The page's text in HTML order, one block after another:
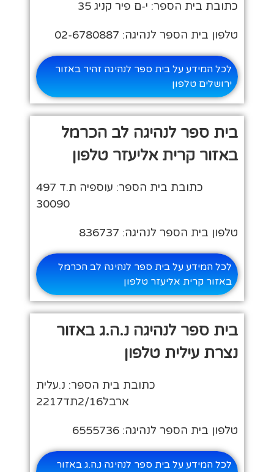
כתובת בית הספר: י-ם פיר קניג 35
טלפון בית הספר לנהיגה: 02-6780887
לכל המידע על בית ספר לנהיגה זהיר באזור
ירושלים טלפון
בית ספר לנהיגה לב הכרמל
באזור קרית אליעזר טלפון
כתובת בית הספר: עוספיה ת.ד 497
30090
טלפון בית הספר לנהיגה: 836737
לכל המידע על בית ספר לנהיגה לב הכרמל
באזור קרית אליעזר טלפון
בית ספר לנהיגה נ.ה.ג באזור
נצרת עילית טלפון
כתובת בית הספר: נ.עלית
ארבל2/16תד2217
טלפון בית הספר לנהיגה: 6555736
לכל המידע על בית ספר לנהיגה נ.ה.ג באזור